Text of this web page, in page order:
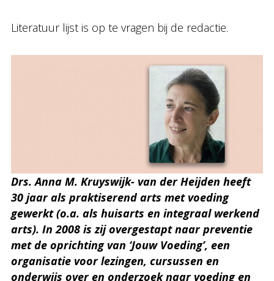
Literatuur lijst is op te vragen bij de redactie.
Drs. Anna M. Kruyswijk- van der Heijden heeft
30 jaar als praktiserend arts met voeding
gewerkt (o.a. als huisarts en integraal werkend
arts). In 2008 is zij overgestapt naar preventie
met de oprichting van ‘Jouw Voeding’, een
organisatie voor lezingen, cursussen en
onderwijs over en onderzoek naar voeding en